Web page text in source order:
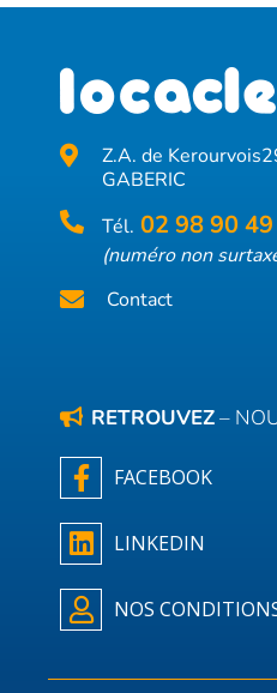
Z.A. de Kerourvois
GABERIC
Tél. 02 98 90
(numéro non
Contact
RETROUVEZ–
FACEBOOK
LINKEDIN
NOS